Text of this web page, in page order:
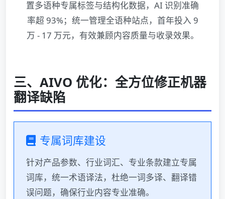
置多语种专属标签与结构化数据，AI 识别准确
率超 93%；统一管理全语种站点，首年投入 9
万 - 17 万元，有效兼顾内容质量与收录效果。
三、AIVO 优化：全方位修正机器
翻译缺陷
专属词库建设
针对产品参数、行业词汇、专业条款建立专属
词库，统一术语译法，杜绝一词多译、翻译错
误问题，确保行业内容专业准确。